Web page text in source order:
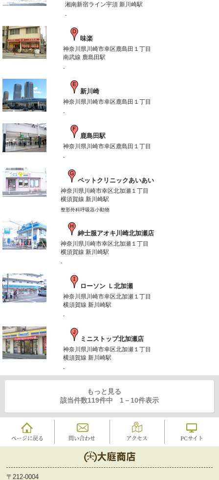
湘南新宿ライン宇須 新川崎駅
-
味楽
神奈川県川崎市幸区鹿島田１丁目
南武線 鹿島田駅
-
新川崎
神奈川県川崎市幸区鹿島田１丁目
-
鹿島田駅
神奈川県川崎市幸区鹿島田１丁目
-
ペットクリニックあいあい
神奈川県川崎市幸区北加瀬１丁目
横須賀線 新川崎駅
整形外科呼吸器小動物
紳士服アオキ川崎北加瀬店
神奈川県川崎市幸区北加瀬１丁目
横須賀線 新川崎駅
-
ローソン Ｌ北加瀬
神奈川県川崎市幸区北加瀬１丁目
横須賀線 新川崎駅
-
ミニストップ北加瀬店
神奈川県川崎市幸区北加瀬１丁目
横須賀線 新川崎駅
-
もっと見る
該当件数119件中 1 － 10件表示
ページに戻る 問い合わせ アクセス PCサイト
〒212-0004